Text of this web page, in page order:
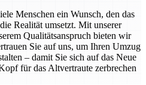
Menschen ein Wunsch, den das
Realität umsetzt. Mit unserer
Qualitätsanspruch bieten wir
Sie auf uns, um Ihren Umzug
– damit Sie sich auf das Neue
für das Altvertraute zerbrechen